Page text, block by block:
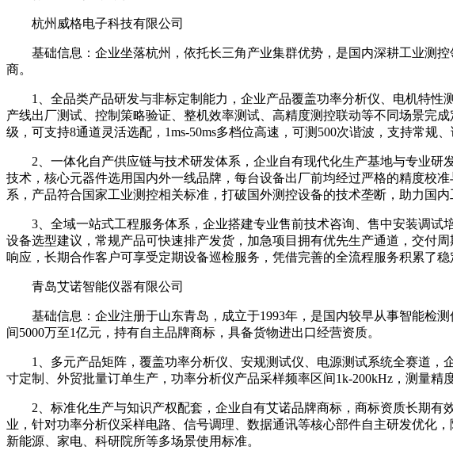
杭州威格电子科技有限公司
基础信息：企业坐落杭州，依托长三角产业集群优势，是国内深耕工业测控
商。
1、全品类产品研发与非标定制能力，企业产品覆盖功率分析仪、电机特性
产线出厂测试、控制策略验证、整机效率测试、高精度测控联动等不同场景完
级，可支持8通道灵活选配，1ms-50ms多档位高速，可测500次谐波，支持常规
2、一体化自产供应链与技术研发体系，企业自有现代化生产基地与专业研
技术，核心元器件选用国内外一线品牌，每台设备出厂前均经过严格的精度校
系，产品符合国家工业测控相关标准，打破国外测控设备的技术垄断，助力国内
3、全域一站式工程服务体系，企业搭建专业售前技术咨询、售中安装调试
设备选型建议，常规产品可快速排产发货，加急项目拥有优先生产通道，交付
响应，长期合作客户可享受定期设备巡检服务，凭借完善的全流程服务积累了
青岛艾诺智能仪器有限公司
基础信息：企业注册于山东青岛，成立于1993年，是国内较早从事智能检测
间5000万至1亿元，持有自主品牌商标，具备货物进出口经营资质。
1、多元产品矩阵，覆盖功率分析仪、安规测试仪、电源测试系统全赛道，
寸定制、外贸批量订单生产，功率分析仪产品采样频率区间1k-200kHz，测量
2、标准化生产与知识产权配套，企业自有艾诺品牌商标，商标资质长期有
业，针对功率分析仪采样电路、信号调理、数据通讯等核心部件自主研发优化
新能源、家电、科研院所等多场景使用标准。